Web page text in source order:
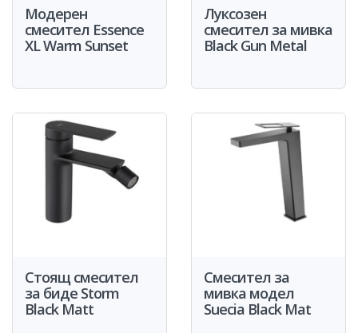
Модерен
смесител Essence
XL Warm Sunset
Луксозен
смесител за мивка
Black Gun Metal
Стоящ смесител
за биде Storm
Black Matt
Смесител за
мивка модел
Suecia Black Mat